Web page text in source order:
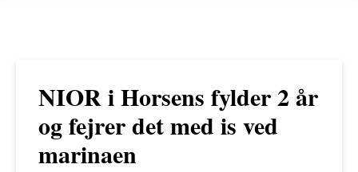
NIOR i Horsens fylder 2 år
og fejrer det med is ved
marinaen